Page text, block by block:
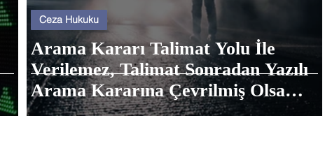
Arama Kararı Talimat Yolu İle
Verilemez, Talimat Sonradan Yazılı
Arama Kararına Çevrilmiş Olsa
Dahi
Ceza Hukuku